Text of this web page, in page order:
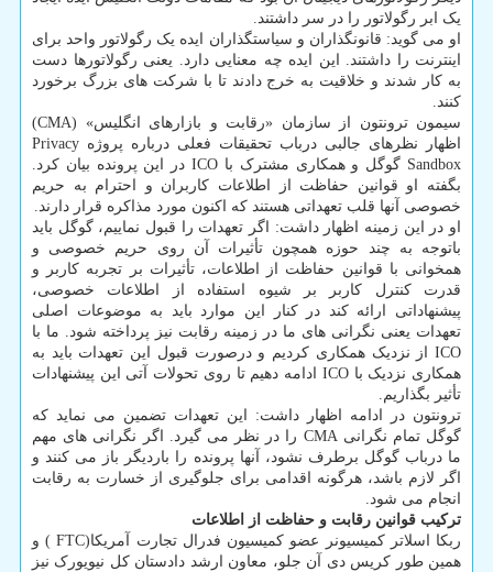
یک ابر رگولاتور را در سر داشتند.
او می گوید: قانونگذاران و سیاستگذاران ایده یک رگولاتور واحد برای
اینترنت را داشتند. این ایده چه معنایی دارد. یعنی رگولاتورها دست
به کار شدند و خلاقیت به خرج دادند تا با شرکت های بزرگ برخورد
کنند.
سیمون ترونتون از سازمان «رقابت و بازارهای انگلیس» (CMA)
اظهار نظرهای جالبی درباب تحقیقات فعلی درباره پروژه Privacy
Sandbox گوگل و همکاری مشترک با ICO در این پرونده بیان کرد.
بگفته او قوانین حفاظت از اطلاعات کاربران و احترام به حریم
خصوصی آنها قلب تعهداتی هستند که اکنون مورد مذاکره قرار دارند.
او در این زمینه اظهار داشت: اگر تعهدات را قبول نماییم، گوگل باید
باتوجه به چند حوزه همچون تأثیرات آن روی حریم خصوصی و
همخوانی با قوانین حفاظت از اطلاعات، تأثیرات بر تجربه کاربر و
قدرت کنترل کاربر بر شیوه استفاده از اطلاعات خصوصی،
پیشنهاداتی ارائه کند در کنار این موارد باید به موضوعات اصلی
تعهدات یعنی نگرانی های ما در زمینه رقابت نیز پرداخته شود. ما با
ICO از نزدیک همکاری کردیم و درصورت قبول این تعهدات باید به
همکاری نزدیک با ICO ادامه دهیم تا روی تحولات آتی این پیشنهادات
تأثیر بگذاریم.
ترونتون در ادامه اظهار داشت: این تعهدات تضمین می نماید که
گوگل تمام نگرانی CMA را در نظر می گیرد. اگر نگرانی های مهم
ما درباب گوگل برطرف نشود، آنها پرونده را باردیگر باز می کنند و
اگر لازم باشد، هرگونه اقدامی برای جلوگیری از خسارت به رقابت
انجام می شود.
ترکیب قوانین رقابت و حفاظت از اطلاعات
ربکا اسلاتر کمیسیونر عضو کمیسیون فدرال تجارت آمریکا(FTC ) و
همین طور کریس دی آن جلو، معاون ارشد دادستان کل نیویورک نیز